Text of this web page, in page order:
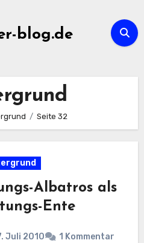
blog.de
Seite 32
Albatros als
Ente
Juli 2010 1 Kommentar